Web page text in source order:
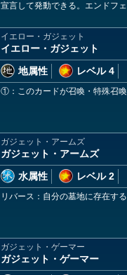
宣言して発動できる。エンドフ
イエロー・ガジェット
イエロー・ガジェット
地属性
レベル 4
①：このカードが召喚・特殊召
ガジェット・アームズ
ガジェット・アームズ
水属性
レベル 2
リバース：自分の墓地に存在す
ガジェット・ゲーマー
ガジェット・ゲーマー